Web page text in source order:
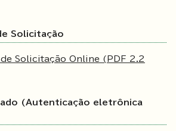
Solicitação
Solicitação Online (PDF 2.2
(Autenticação eletrônica